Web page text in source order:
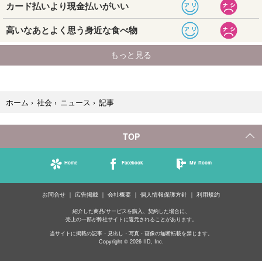
ホーム › 社会 › ニュース › 記事
TOP
Home Facebook My Room
お問合せ 広告掲載 会社概要 個人情報保護方針 利用規約
紹介した商品/サービスを購入、契約した場合に、
売上の一部が弊社サイトに還元されることがあります。
当サイトに掲載の記事・見出し・写真・画像の無断転載を禁じます。
Copyright © 2026 IID, Inc.